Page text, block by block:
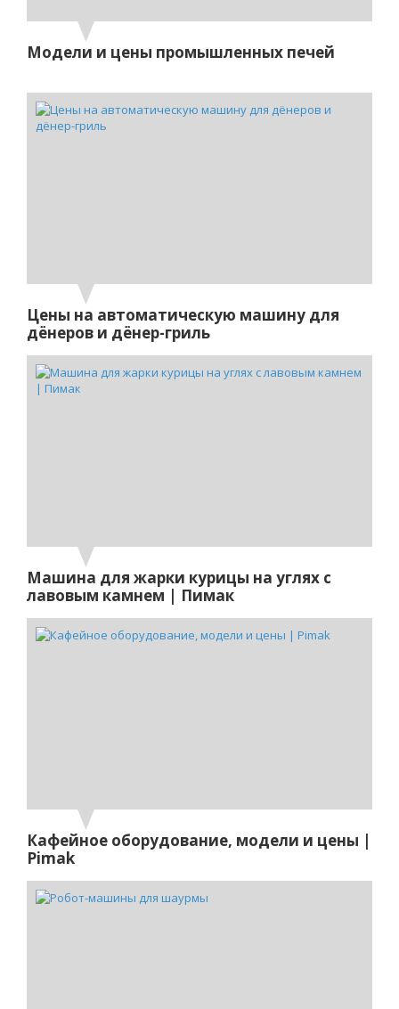
Модели и цены промышленных печей
Цены на автоматическую машину для
дёнеров и дёнер-гриль
Машина для жарки курицы на углях с
лавовым камнем | Пимак
Кафейное оборудование, модели и цены |
Pimak